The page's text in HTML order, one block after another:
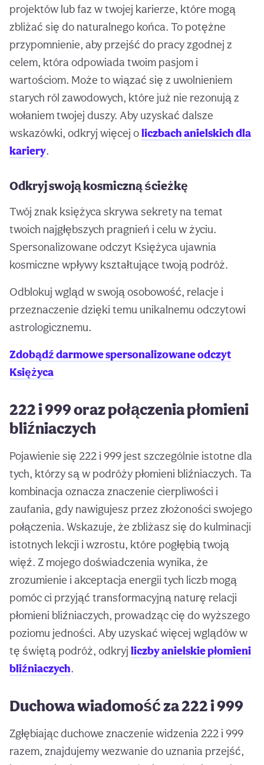
projektów lub faz w twojej karierze, które mogą
zbliżać się do naturalnego końca. To potężne
przypomnienie, aby przejść do pracy zgodnej z
celem, która odpowiada twoim pasjom i
wartościom. Może to wiązać się z uwolnieniem
starych ról zawodowych, które już nie rezonują z
wołaniem twojej duszy. Aby uzyskać dalsze
wskazówki, odkryj więcej oliczbach anielskich dla
kariery.
Odkryj swoją kosmiczną ścieżkę
Twój znak księżyca skrywa sekrety na temat
twoich najgłębszych pragnień i celu w życiu.
Spersonalizowane odczyt Księżyca ujawnia
kosmiczne wpływy kształtujące twoją podróż.
Odblokuj wgląd w swoją osobowość, relacje i
przeznaczenie dzięki temu unikalnemu odczytowi
astrologicznemu.
Zdobądź darmowe spersonalizowane odczyt
Księżyca
222 i 999 oraz połączenia płomieni
bliźniaczych
Pojawienie się 222 i 999 jest szczególnie istotne dla
tych, którzy są w podróży płomieni bliźniaczych. Ta
kombinacja oznacza znaczenie cierpliwości i
zaufania, gdy nawigujesz przez złożoności swojego
połączenia. Wskazuje, że zbliżasz się do kulminacji
istotnych lekcji i wzrostu, które pogłębią twoją
więź. Z mojego doświadczenia wynika, że
zrozumienie i akceptacja energii tych liczb mogą
pomóc ci przyjąć transformacyjną naturę relacji
płomieni bliźniaczych, prowadząc cię do wyższego
poziomu jedności. Aby uzyskać więcej wglądów w
tę świętą podróż, odkryj liczby anielskie płomieni
bliźniaczych.
Duchowa wiadomość za 222 i 999
Zgłębiając duchowe znaczenie widzenia 222 i 999
razem, znajdujemy wezwanie do uznania przejść,